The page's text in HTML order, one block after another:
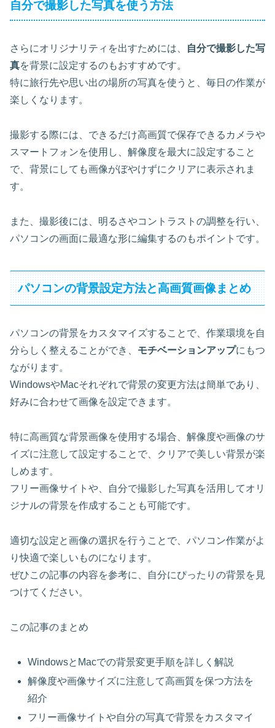
自分で撮影した写真を使う方法
さらにオリジナリティを出すためには、
自分で撮影した写
真を背景に設定するのもおすすめです。
特に旅行先や思い出の場所の写真を使うと、毎日の作業が
楽しくなります。
撮影する際には、できるだけ高画質で保存できるカメラや
スマートフォンを使用し、 解像度を最大に設定すること
で、背景にしても画像がぼやけずにクリアに表示されま
す。
また、撮影後には、明るさやコントラストの調整を行い、
パソコンの画面に最適な形に編集するのもポイントです。
パソコンの背景設定方法と高画質画像まとめ
パソコンの背景をカスタマイズすることで、作業環境を自
分らしく整えることができ、 モチベーションアップにもつ
ながります。
WindowsやMacそれぞれで背景の変更方法は簡単であり、
好みに合わせて画像を設定できます。
特に高画質な背景画像を使用する場合、解像度や画像のサ
イズに注意して設定することで、クリアで美しい背景が楽
しめます。
フリー画像サイト や、自分で撮影した写真を活用してオリ
ジナルの背景を作成することも可能です。
適切な設定と画像の選択を行うことで、パソコン作業がよ
り快適で楽しいものになります。
ぜひこの記事の内容を参考に、自分にぴったりの背景を見
つけてください。
この記事のまとめ
WindowsとMacでの背景変更手順を詳しく解説
解像度や画像サイズに注意して高画質を保つ方法を
紹介
フリー画像サイトや自分の写真で背景をカスタマイ